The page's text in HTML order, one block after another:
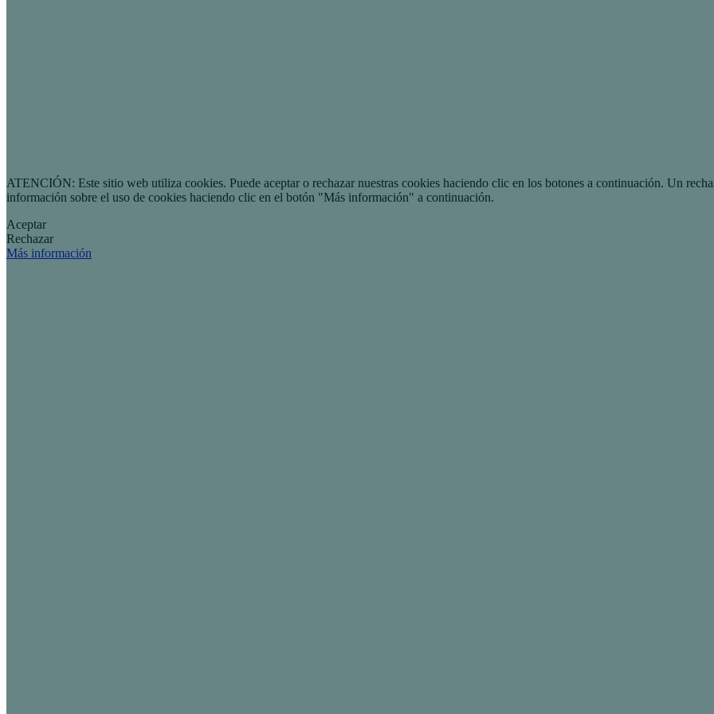
ATENCIÓN: Este sitio web utiliza cookies. Puede aceptar o rechazar nuestras cookies haciendo clic en los botones a continuación. Un
información sobre el uso de cookies haciendo clic en el botón "Más información" a continuación.
Aceptar
Rechazar
Más información